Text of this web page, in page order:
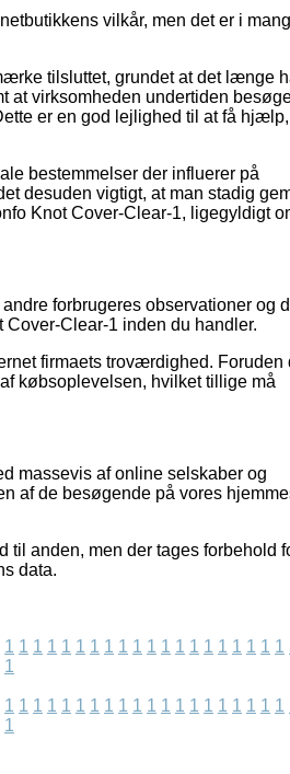
vilkår, men det er i
tilsluttet, grundet at det længe
at virksomheden undertiden
er en god lejlighed til at få
bestemmelser der influerer på
desuden vigtigt, at man stadig
Knot Cover-Clear-1, ligegyldigt
forbrugeres observationer og
Clear-1 inden du handler.
firmaets troværdighed. Foruden
købsoplevelsen, hvilket tillige må
massevis af online selskaber og
af de besøgende på vores
til anden, men der tages forbehold
data.
1 1 1 1 1 1 1 1 1 1 1 1 1 1 1 1 1 1 1 1
1
1 1 1 1 1 1 1 1 1 1 1 1 1 1 1 1 1 1 1 1
1